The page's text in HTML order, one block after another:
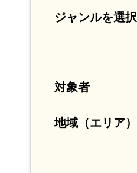
ジャンルを選択
対象者
地域（エリア）